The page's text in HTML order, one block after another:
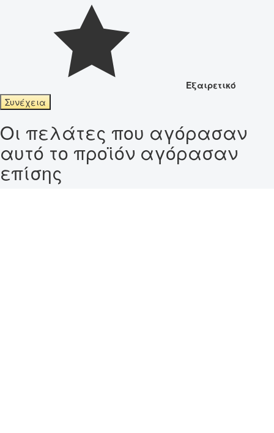
Εξαιρετικό
Συνέχεια
Οι πελάτες που αγόρασαν
αυτό το προϊόν αγόρασαν
επίσης